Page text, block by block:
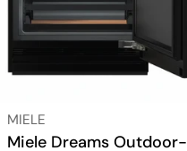
VERKÄUFER:
MIELE
Miele Dreams Outdoor-